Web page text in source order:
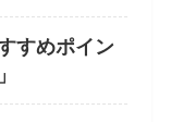
すめポイン